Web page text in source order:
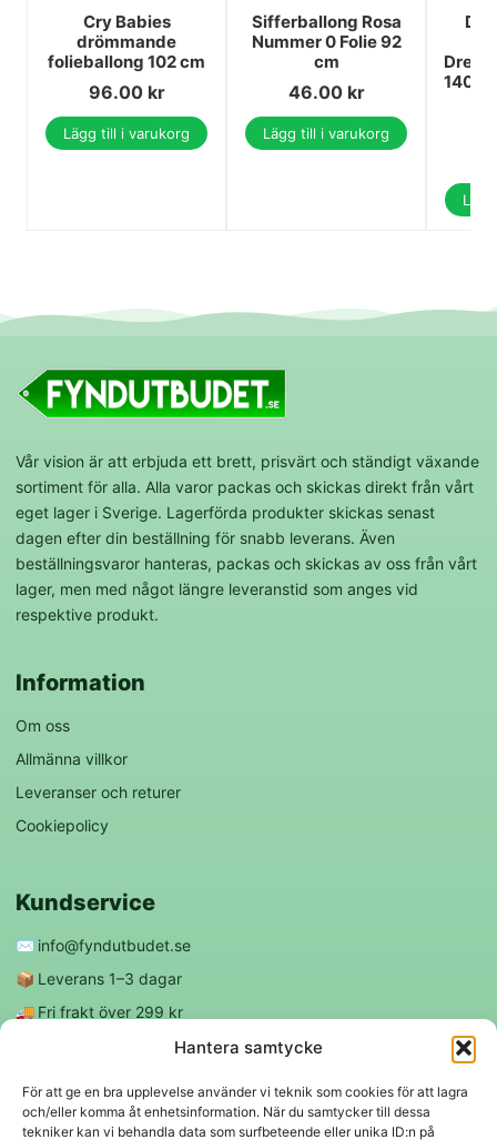
Hantera samtycke
För att ge en bra upplevelse använder vi teknik som cookies för att lagra
och/eller komma åt enhetsinformation. När du samtycker till dessa
tekniker kan vi behandla data som surfbeteende eller unika ID:n på
Cry Babies
drömmande
folieballong 102 cm
96.00 kr
Lägg till i varukorg
Sifferballong Rosa
Nummer 0 Folie 92
cm
46.00 kr
Lägg till i varukorg
Vår vision är att erbjuda ett brett, prisvärt och ständigt växande
sortiment för alla. Alla varor packas och skickas direkt från vårt
eget lager i Sverige. Lagerförda produkter skickas senast
dagen efter din beställning för snabb leverans. Även
beställningsvaror hanteras, packas och skickas av oss från vårt
lager, men med något längre leveranstid som anges vid
respektive produkt.
Information
Om oss
Allmänna villkor
Leveranser och returer
Cookiepolicy
Kundservice
✉️ info@fyndutbudet.se
📦 Leverans 1–3 dagar
🚚 Fri frakt över 299 kr
Följ oss